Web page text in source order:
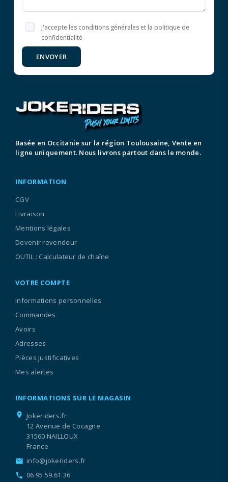
J'accepte les conditions générales et la politique de
confidentialité
ENVOYER
Basée en Occitanie sur la région Toulousaine, Vente en
ligne uniquement. Nous livrons partout dans le monde.
INFORMATION
CGV
Livraison
Mentions légales
Devenir revendeur
OUTIL : Calculateur de chaîne
VOTRE COMPTE
Informations personnelles
Commandes
Avoirs
Adresses
Pièces justificatives
Mes alertes
INFORMATIONS SUR LE MAGASIN
location_on
Jokeriders.fr
12 Avenue de Cocagne
31560 NAILLOUX
France
email info@jokeriders.fr
call 06.95.59.61.36